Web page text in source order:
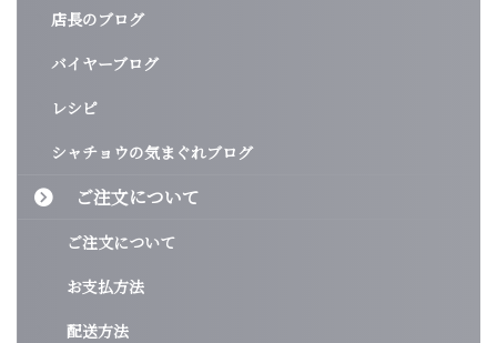
店長のブログ
バイヤーブログ
レシピ
シャチョウの気まぐれブログ
ご注文について
ご注文について
お支払方法
配送方法